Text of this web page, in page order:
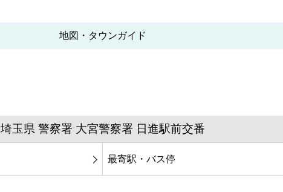
地図・タウンガイド
埼玉県 警察署 大宮警察署 日進駅前交番
最寄駅・バス停